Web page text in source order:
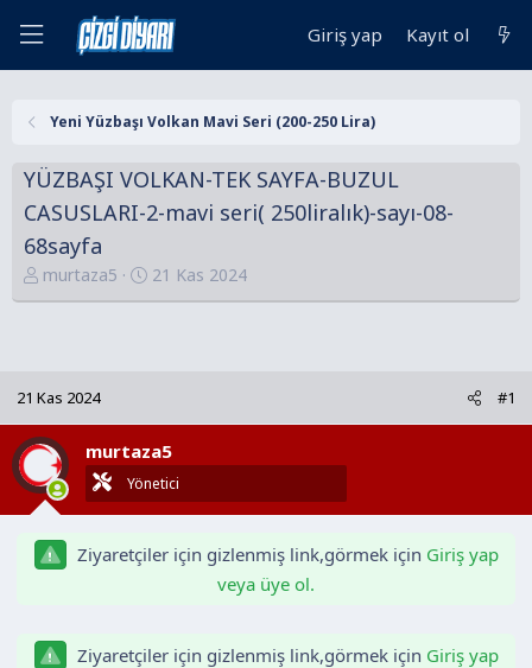
Giriş yap Kayıt ol
Yeni Yüzbaşı Volkan Mavi Seri (200-250 Lira)
YÜZBAŞI VOLKAN-TEK SAYFA-BUZUL
CASUSLARI-2-mavi seri( 250liralık)-sayı-08-
68sayfa
K
o
u
B
a
ş
l
a
t
murtaza5
B
a
g
ı
ç
t
r
21 Kas 2024
21 Kas 2024 #1
murtaza5
Yönetici
Ziyaretçiler için gizlenmiş link,görmek için Giriş yap
veya üye ol.
Ziyaretçiler için gizlenmiş link,görmek için Giriş yap